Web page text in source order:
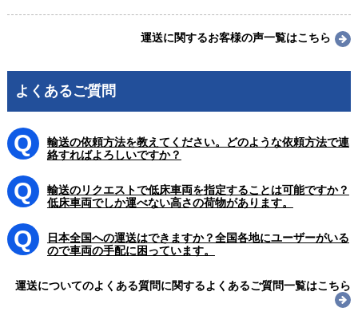
運送に関するお客様の声一覧はこちら
よくあるご質問
輸送の依頼方法を教えてください。どのような依頼方法で連
絡すればよろしいですか？
輸送のリクエストで低床車両を指定することは可能ですか？
低床車両でしか運べない高さの荷物があります。
日本全国への運送はできますか？全国各地にユーザーがいる
ので車両の手配に困っています。
運送についてのよくある質問に関するよくあるご質問一覧はこちら